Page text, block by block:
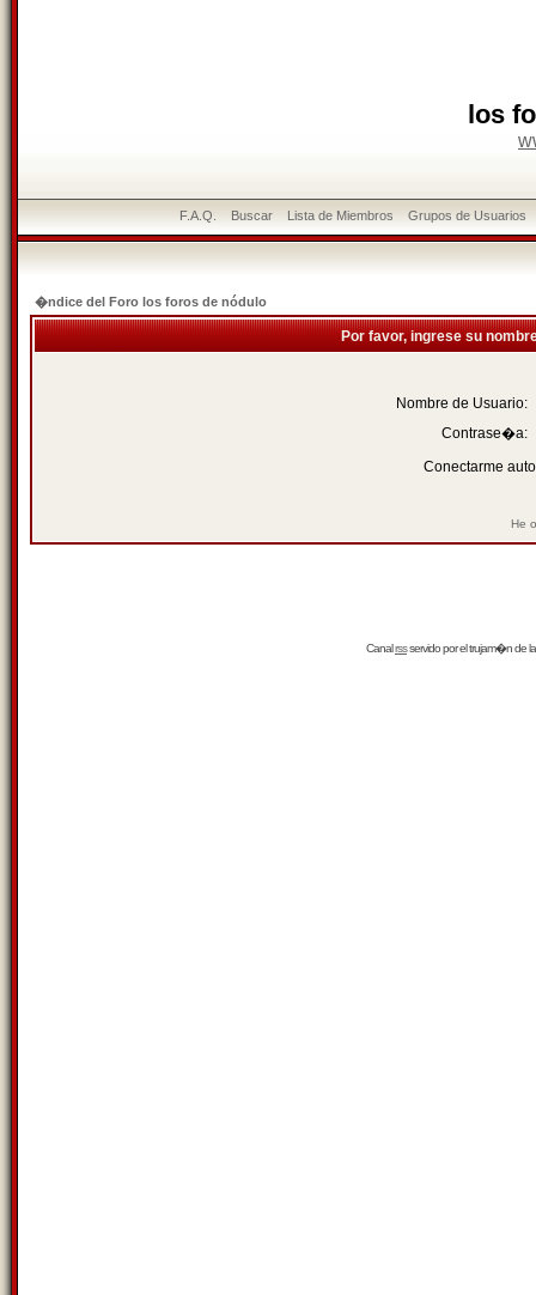
los
F.A.Q. Buscar Lista de Miembros Grupos de Usuarios
�ndice del Foro los foros de nódulo
Por favor, ingrese su
Nombre de Usuario:
Contrase�a:
Conectarme
He
Canalrssservido por eltrujam�nde